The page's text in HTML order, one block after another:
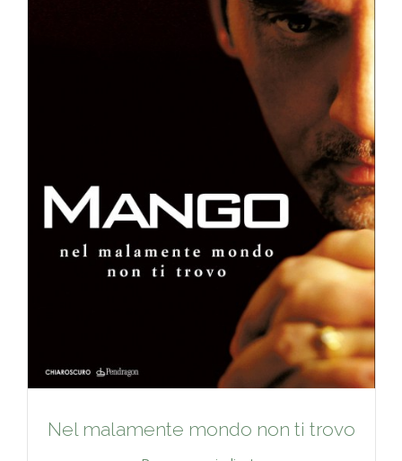
Nel malamente mondo non ti trovo